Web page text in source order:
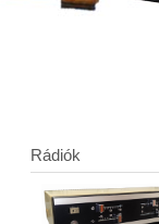
Rádiók